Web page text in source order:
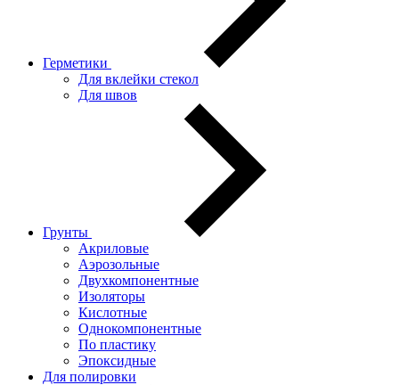
Герметики
Для вклейки стекол
Для швов
Грунты
Акриловые
Аэрозольные
Двухкомпонентные
Изоляторы
Кислотные
Однокомпонентные
По пластику
Эпоксидные
Для полировки